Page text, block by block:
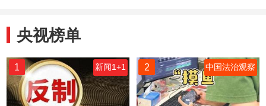
央视榜单
1 新闻1+1 2 中国法治观察